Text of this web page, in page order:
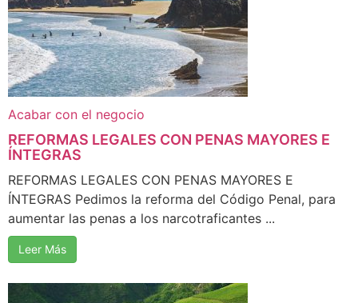
Acabar con el negocio
REFORMAS LEGALES CON PENAS MAYORES E
ÍNTEGRAS
REFORMAS LEGALES CON PENAS MAYORES E
ÍNTEGRAS Pedimos la reforma del Código Penal, para
aumentar las penas a los narcotraficantes ...
Leer Más